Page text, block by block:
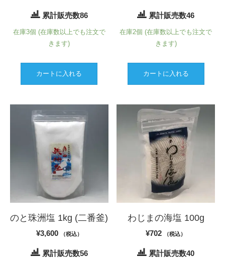
累計販売数86
在庫3個 (在庫数以上でも注文で
きます)
カートに入れる
累計販売数46
在庫2個 (在庫数以上でも注文で
きます)
カートに入れる
のと珠洲塩 1kg (二番釜)
¥3,600 （税込）
累計販売数56
わじまの海塩 100g
¥702 （税込）
累計販売数40